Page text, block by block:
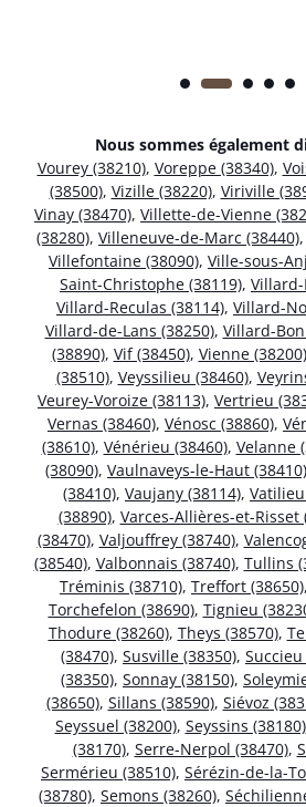
Nous sommes également
Vourey (38210), Voreppe (38340),
(38500), Vizille (38220), Viriville
Vinay (38470), Villette-de-Vienne
(38280), Villeneuve-de-Marc (38440),
Villefontaine (38090), Ville-sous-
Saint-Christophe (38119), Villard-
Villard-Reculas (38114), Villard-
Villard-de-Lans (38250), Villard-
(38890), Vif (38450), Vienne (38200)
(38510), Veyssilieu (38460),
Veurey-Voroize (38113), Vertrieu
Vernas (38460), Vénosc (38860),
(38610), Vénérieu (38460), Velanne
(38090), Vaulnaveys-le-Haut (38410)
(38410), Vaujany (38114),
(38890), Varces-Allières-et-Risset
(38470), Valjouffrey (38740),
(38540), Valbonnais (38740), Tullins
Tréminis (38710), Treffort (38650),
Torchefelon (38690), Tignieu
Thodure (38260), Theys (38570),
(38470), Susville (38350), Succieu
(38350), Sonnay (38150),
(38650), Sillans (38590), Siévoz
Seyssuel (38200), Seyssins (38180)
(38170), Serre-Nerpol (38470),
Sermérieu (38510), Sérézin-de-la-
(38780), Semons (38260),